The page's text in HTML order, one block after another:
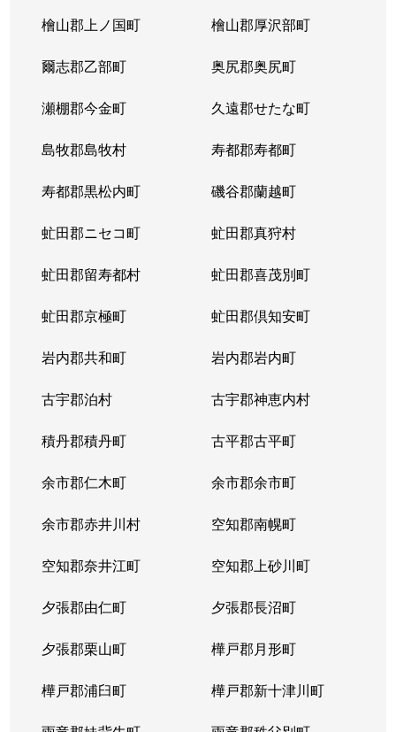
檜山郡上ノ国町 檜山郡厚沢部町
爾志郡乙部町 奥尻郡奥尻町
瀬棚郡今金町 久遠郡せたな町
島牧郡島牧村 寿都郡寿都町
寿都郡黒松内町 磯谷郡蘭越町
虻田郡ニセコ町 虻田郡真狩村
虻田郡留寿都村 虻田郡喜茂別町
虻田郡京極町 虻田郡倶知安町
岩内郡共和町 岩内郡岩内町
古宇郡泊村 古宇郡神恵内村
積丹郡積丹町 古平郡古平町
余市郡仁木町 余市郡余市町
余市郡赤井川村 空知郡南幌町
空知郡奈井江町 空知郡上砂川町
夕張郡由仁町 夕張郡長沼町
夕張郡栗山町 樺戸郡月形町
樺戸郡浦臼町 樺戸郡新十津川町